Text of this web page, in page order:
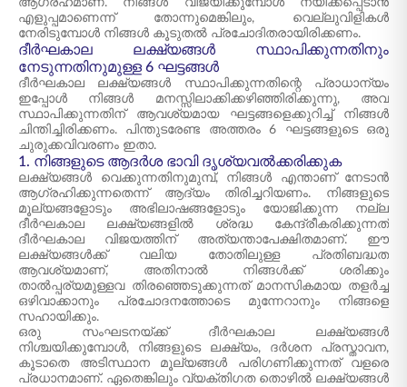
ആഗ്രഹമാണ്. നിങ്ങൾ വിജയിക്കുമ്പോൾ നയിക്കപ്പെടാൻ
എളുപ്പമാണെന്ന് തോന്നുമെങ്കിലും, വെല്ലുവിളികൾ
നേരിടുമ്പോൾ നിങ്ങൾ കൂടുതൽ പ്രചോദിതരായിരിക്കണം.
ദീർഘകാല ലക്ഷ്യങ്ങൾ സ്ഥാപിക്കുന്നതിനും
നേടുന്നതിനുമുള്ള 6 ഘട്ടങ്ങൾ
ദീർഘകാല ലക്ഷ്യങ്ങൾ സ്ഥാപിക്കുന്നതിന്റെ പ്രാധാന്യം
ഇപ്പോൾ നിങ്ങൾ മനസ്സിലാക്കിക്കഴിഞ്ഞിരിക്കുന്നു, അവ
സ്ഥാപിക്കുന്നതിന് ആവശ്യമായ ഘട്ടങ്ങളെക്കുറിച്ച് നിങ്ങൾ
ചിന്തിച്ചിരിക്കണം. പിന്തുടരേണ്ട അത്തരം 6 ഘട്ടങ്ങളുടെ ഒരു
ചുരുക്കവിവരണം ഇതാ.
1. നിങ്ങളുടെ ആദർശ ഭാവി ദൃശ്യവൽക്കരിക്കുക
ലക്ഷ്യങ്ങൾ വെക്കുന്നതിനുമുമ്പ്, നിങ്ങൾ എന്താണ് നേടാൻ
ആഗ്രഹിക്കുന്നതെന്ന് ആദ്യം തിരിച്ചറിയണം. നിങ്ങളുടെ
മൂല്യങ്ങളോടും അഭിലാഷങ്ങളോടും യോജിക്കുന്ന നല്ല
ദീർഘകാല ലക്ഷ്യങ്ങളിൽ ശ്രദ്ധ കേന്ദ്രീകരിക്കുന്നത്
ദീർഘകാല വിജയത്തിന് അത്യന്താപേക്ഷിതമാണ്. ഈ
ലക്ഷ്യങ്ങൾക്ക് വലിയ തോതിലുള്ള പ്രതിബദ്ധത
ആവശ്യമാണ്, അതിനാൽ നിങ്ങൾക്ക് ശരിക്കും
താൽപ്പര്യമുള്ളവ തിരഞ്ഞെടുക്കുന്നത് മാനസികമായ തളർച്ച
ഒഴിവാക്കാനും പ്രചോദനത്തോടെ മുന്നേറാനും നിങ്ങളെ
സഹായിക്കും.
ഒരു സംഘടനയ്ക്ക് ദീർഘകാല ലക്ഷ്യങ്ങൾ
നിശ്ചയിക്കുമ്പോൾ, നിങ്ങളുടെ ലക്ഷ്യം, ദർശന പ്രസ്താവന,
കൂടാതെ അടിസ്ഥാന മൂല്യങ്ങൾ പരിഗണിക്കുന്നത് വളരെ
പ്രധാനമാണ്. ഏതെങ്കിലും വ്യക്തിഗത തൊഴിൽ ലക്ഷ്യങ്ങൾ